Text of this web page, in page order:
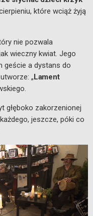
które wciąż żyją
nie pozwala
wieczny kwiat. Jego
geście a dystans do
„Lament
głęboko zakorzenionej
jeszcze, póki co